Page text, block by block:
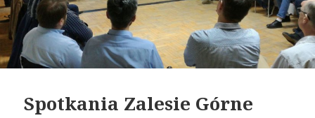
Spotkania Zalesie Górne